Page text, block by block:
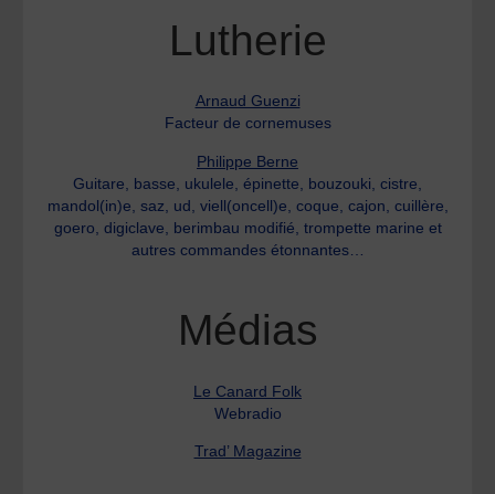
Lutherie
Arnaud Guenzi
Facteur de cornemuses
Philippe Berne
Guitare, basse, ukulele, épinette, bouzouki, cistre,
mandol(in)e, saz, ud, viell(oncell)e, coque, cajon, cuillère,
goero, digiclave, berimbau modifié, trompette marine et
autres commandes étonnantes…
Médias
Le Canard Folk
Webradio
Trad’ Magazine